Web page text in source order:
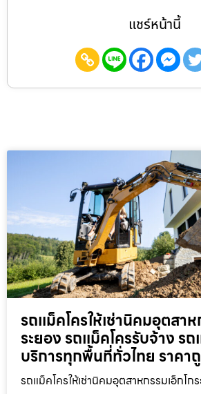
แชร์หน้านี้
รถแม็คโครให้เช่านิคมอุตสาห
ระยอง รถแม็คโครรับจ้าง รถ
บริการทุกพื้นที่ทั่วไทย ราคา
รถแม็คโครให้เช่านิคมอุตสาหกรรมเอ็กโก